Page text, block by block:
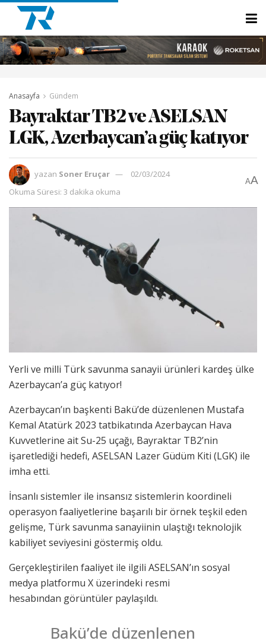
Anasayfa Gündem
Bayraktar TB2 ve ASELSAN
LGK, Azerbaycan’a güç katıyor
yazan Soner Eruçar
02/03/2024
Okuma Süresi: 3 dakika okuma
AA
Yerli ve milli Türk savunma sanayii ürünleri kardeş ülke
Azerbaycan’a güç katıyor!
Azerbaycan’ın başkenti Bakü’de düzenlenen Mustafa
Kemal Atatürk 2023 tatbikatında Azerbaycan Hava
Kuvvetlerine ait Su-25 uçağı, Bayraktar TB2’nin
işaretlediği hedefi, ASELSAN Lazer Güdüm Kiti (LGK) ile
imha etti.
İnsanlı sistemler ile insansız sistemlerin koordineli
operasyon faaliyetlerine başarılı bir örnek teşkil eden
gelişme, Türk savunma sanayiinin ulaştığı teknolojik
kabiliyet seviyesini göstermiş oldu.
Gerçekleştirilen faaliyet ile ilgili ASELSAN’ın sosyal
medya platformu X üzerindeki resmi
hesabından görüntüler paylaşıldı.
Bakü’de düzenlenen